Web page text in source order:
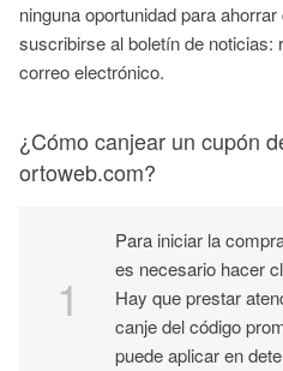
ninguna oportunidad para
suscribirse al boletín de noticias:
correo electrónico.
¿Cómo canjear un cupón
ortoweb.com?
Para iniciar la
es necesario hacer
Hay que prestar
canje del código
puede aplicar en